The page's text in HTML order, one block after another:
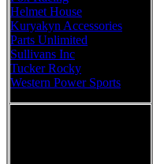
Helmet House
Kuryakyn Accessories
Parts Unlimited
Sullivans Inc
Tucker Rocky
Western Power Sports